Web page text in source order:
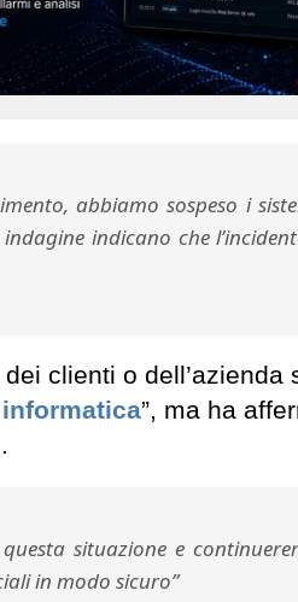
abbiamo sospeso i
indicano che
clienti o
”, ma ha
situazione e
in modo sicuro”